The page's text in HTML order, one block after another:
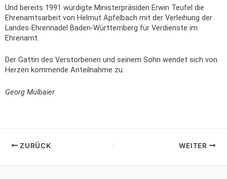
Und bereits 1991 würdigte Ministerpräsiden Erwin Teufel die
Ehrenamtsarbeit von Helmut Apfelbach mit der Verleihung der
Landes-Ehrennadel Baden-Württemberg für Verdienste im
Ehrenamt.
Der Gattin des Verstorbenen und seinem Sohn wendet sich von
Herzen kommende Anteilnahme zu.
Georg Mülbaier
ZURÜCK WEITER